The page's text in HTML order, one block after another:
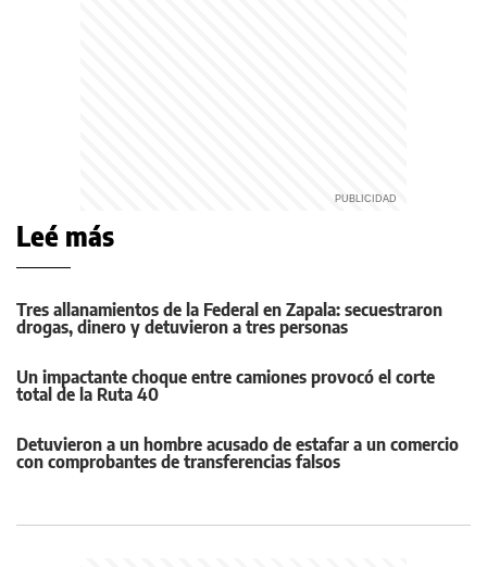
Leé más
Tres allanamientos de la Federal en Zapala: secuestraron
drogas, dinero y detuvieron a tres personas
Un impactante choque entre camiones provocó el corte
total de la Ruta 40
Detuvieron a un hombre acusado de estafar a un comercio
con comprobantes de transferencias falsos